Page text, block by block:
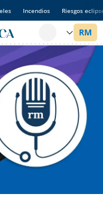
Incendios Riesgos